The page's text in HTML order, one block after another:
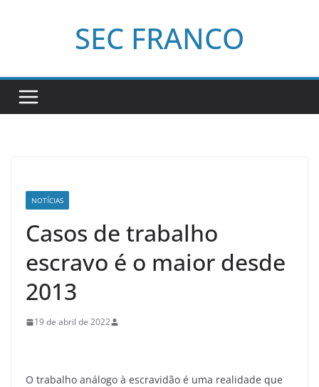
SEC FRANCO
NOTÍCIAS
Casos de trabalho
escravo é o maior desde
2013
19 de abril de 2022
O trabalho análogo à escravidão é uma realidade que